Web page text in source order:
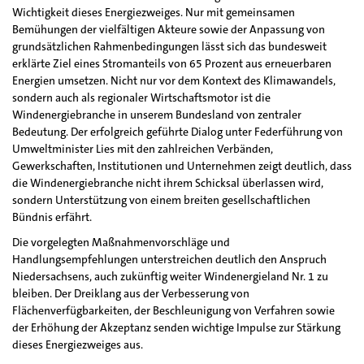
Wichtigkeit dieses Energiezweiges. Nur mit gemeinsamen
Bemühungen der vielfältigen Akteure sowie der Anpassung von
grundsätzlichen Rahmenbedingungen lässt sich das bundesweit
erklärte Ziel eines Stromanteils von 65 Prozent aus erneuerbaren
Energien umsetzen. Nicht nur vor dem Kontext des Klimawandels,
sondern auch als regionaler Wirtschaftsmotor ist die
Windenergiebranche in unserem Bundesland von zentraler
Bedeutung. Der erfolgreich geführte Dialog unter Federführung von
Umweltminister Lies mit den zahlreichen Verbänden,
Gewerkschaften, Institutionen und Unternehmen zeigt deutlich, dass
die Windenergiebranche nicht ihrem Schicksal überlassen wird,
sondern Unterstützung von einem breiten gesellschaftlichen
Bündnis erfährt.
Die vorgelegten Maßnahmenvorschläge und
Handlungsempfehlungen unterstreichen deutlich den Anspruch
Niedersachsens, auch zukünftig weiter Windenergieland Nr. 1 zu
bleiben. Der Dreiklang aus der Verbesserung von
Flächenverfügbarkeiten, der Beschleunigung von Verfahren sowie
der Erhöhung der Akzeptanz senden wichtige Impulse zur Stärkung
dieses Energiezweiges aus.